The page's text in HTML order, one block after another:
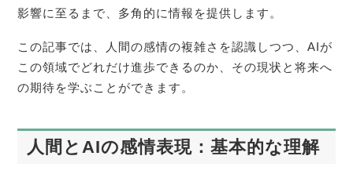
影響に至るまで、多角的に情報を提供します。
この記事では、人間の感情の複雑さを認識しつつ、AIが
この領域でどれだけ進歩できるのか、その現状と将来へ
の期待を学ぶことができます。
人間とAIの感情表現：基本的な理解